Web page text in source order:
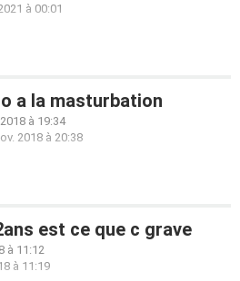
à 00:01
a la masturbation
à 19:34
2018 à 20:38
est ce que c grave
à 11:12
à 11:19